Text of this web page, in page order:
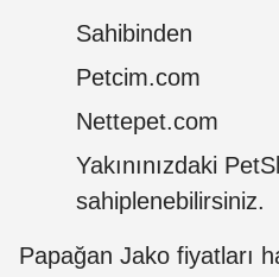
Sahibinden
Petcim.com
Nettepet.com
Yakınınızdaki
sahiplenebilirsiniz.
Papağan Jako fiyatları